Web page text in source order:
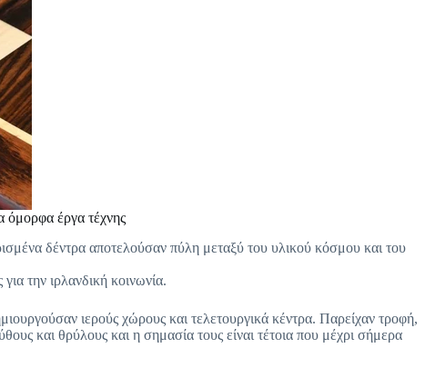
όμορφα έργα τέχνης
δέντρα αποτελούσαν πύλη μεταξύ του υλικού κόσμου και του
την ιρλανδική κοινωνία.
ιερούς χώρους και τελετουργικά κέντρα. Παρείχαν τροφή,
και θρύλους και η σημασία τους είναι τέτοια που μέχρι σήμερα